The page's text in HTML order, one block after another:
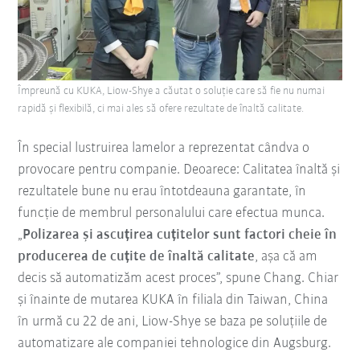
În special lustruirea lamelor a reprezentat cândva o
provocare pentru companie. Deoarece: Calitatea înaltă și
rezultatele bune nu erau întotdeauna garantate, în
funcție de membrul personalului care efectua munca.
„ Polizarea și ascuțirea cuțitelor sunt factori cheie în
producerea de cuțite de înaltă calitate, așa că am
decis să automatizăm acest proces”, spune Chang. Chiar
și înainte de mutarea KUKA în filiala din Taiwan, China
în urmă cu 22 de ani, Liow-Shye se baza pe soluțiile de
automatizare ale companiei tehnologice din Augsburg.
Împreună cu KUKA, Liow-Shye a căutat o soluție care să fie nu numai
rapidă și flexibilă, ci mai ales să ofere rezultate de înaltă calitate.